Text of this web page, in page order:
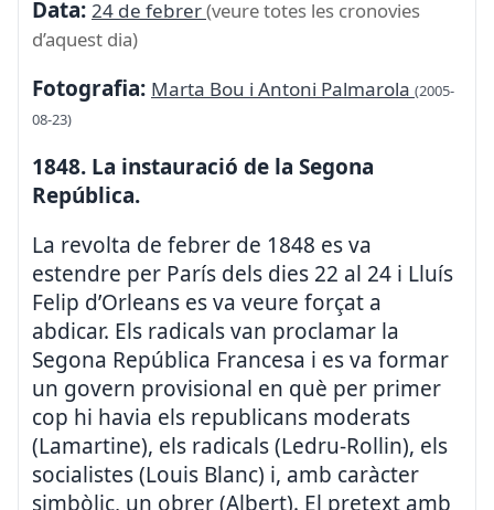
Data: 24 de febrer(veure totes les cronovies
d’aquest dia)
Fotografia: Marta Bou i Antoni Palmarola (2005-
08-23)
1848. La instauració de la Segona
República.
La revolta de febrer de 1848 es va
estendre per París dels dies 22 al 24 i Lluís
Felip d’Orleans es va veure forçat a
abdicar. Els radicals van proclamar la
Segona República Francesa i es va formar
un govern provisional en què per primer
cop hi havia els republicans moderats
(Lamartine), els radicals (Ledru-Rollin), els
socialistes (Louis Blanc) i, amb caràcter
simbòlic, un obrer (Albert). El pretext amb